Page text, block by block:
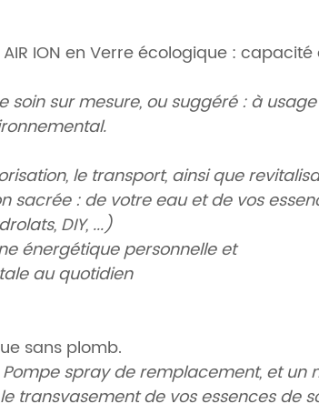
AIR ION en Verre écologique :
soin sur mesure, ou suggéré : à usage
le transport, ainsi que
sacrée : de votre eau et de vos
DIY, ...)
énergétique personnelle et
au quotidien
sans plomb.
spray de remplacement, et un
transvasement de vos essences de